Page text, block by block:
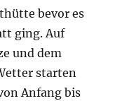
bevor es
ging. Auf
und dem
starten
Anfang bis